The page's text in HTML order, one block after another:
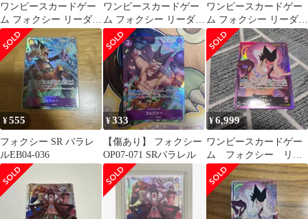
ワンピースカードゲー
ム フォクシー リーダー
パラレル
ワンピースカードゲー
ム フォクシー リーダー
パラレル
ワンピースカードゲー
ム フォクシー リーダー
パラレル
¥555
フォクシー SR パラレ
ルEB04-036
¥333
【傷あり】 フォクシー
OP07-071 SRパラレル
¥6,999
ワンピースカードゲー
ム フォクシー リー
ダーパラレル 金